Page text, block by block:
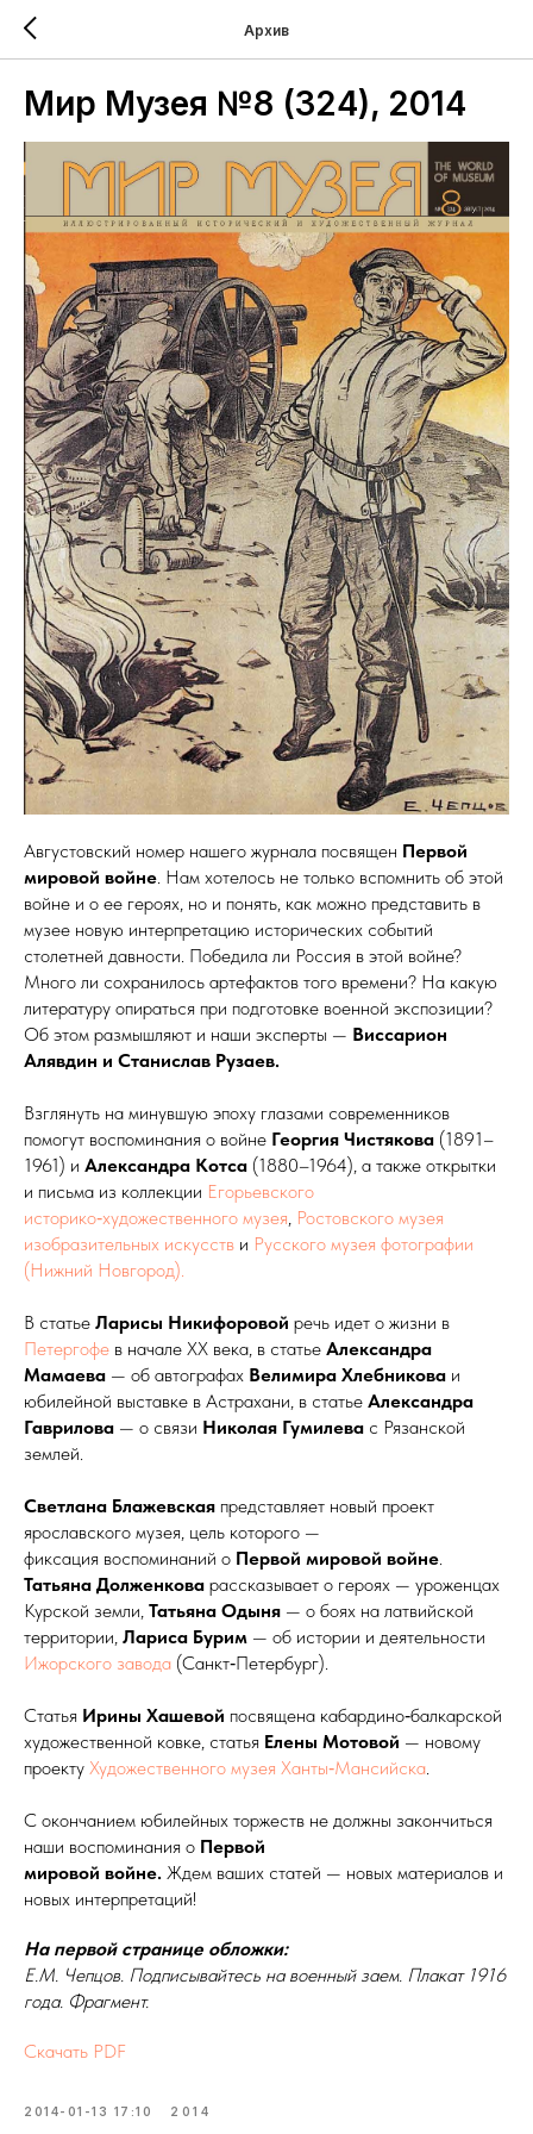
Архив
Мир Музея №8 (324), 2014
Августовский номер нашего журнала посвящен Первой
мировой войне. Нам хотелось не только вспомнить об этой
войне и о ее героях, но и понять, как можно представить в
музее новую интерпретацию исторических событий
столетней давности. Победила ли Россия в этой войне?
Много ли сохранилось артефактов того времени? На какую
литературу опираться при подготовке военной экспозиции?
Об этом размышляют и наши эксперты — Виссарион
Алявдин и Станислав Рузаев.
Взглянуть на минувшую эпоху глазами современников
помогут воспоминания о войне Георгия Чистякова (1891–
1961) и Александра Котса (1880–1964), а также открытки
и письма из коллекции Егорьевского
историко‑художественного музея, Ростовского музея
изобразительных искусств и Русского музея фотографии
(Нижний Новгород).
В статье Ларисы Никифоровой речь идет о жизни в
Петергофе в начале XX века, в статье Александра
Мамаева — об автографах Велимира Хлебникова и
юбилейной выставке в Астрахани, в статье Александра
Гаврилова — о связи Николая Гумилева с Рязанской
землей.
Светлана Блажевская представляет новый проект
ярославского музея, цель которого —
фиксация воспоминаний о Первой мировой войне.
Татьяна Долженкова рассказывает о героях — уроженцах
Курской земли, Татьяна Одыня — о боях на латвийской
территории, Лариса Бурим — об истории и деятельности
Ижорского завода (Санкт‑Петербург).
Статья Ирины Хашевой посвящена кабардино‑балкарской
художественной ковке, статья Елены Мотовой — новому
проекту Художественного музея Ханты‑Мансийска.
С окончанием юбилейных торжеств не должны закончиться
наши воспоминания о Первой
мировой войне. Ждем ваших статей — новых материалов и
новых интерпретаций!
На первой странице обложки:
Е.М. Чепцов. Подписывайтесь на военный заем. Плакат 1916
года. Фрагмент.
Скачать PDF
2014-01-13 17:10 2014